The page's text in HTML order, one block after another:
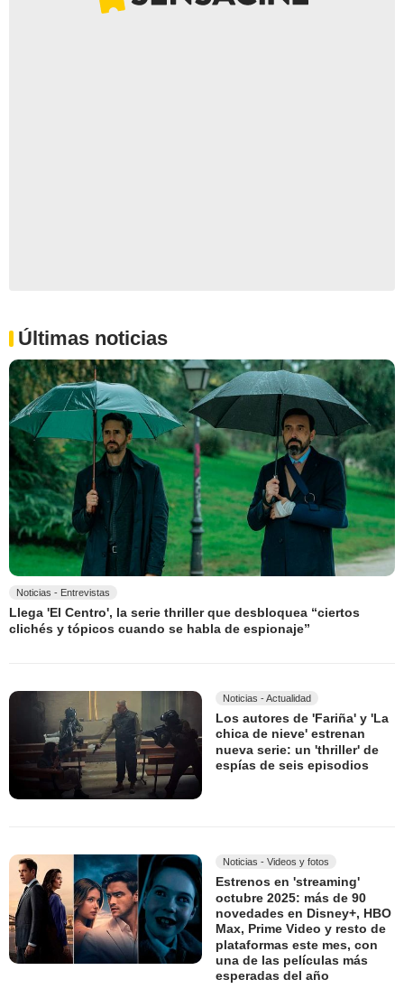
Últimas noticias
Noticias - Entrevistas
Llega 'El Centro', la serie thriller que desbloquea “ciertos
clichés y tópicos cuando se habla de espionaje”
Noticias - Actualidad
Los autores de 'Fariña' y 'La
chica de nieve' estrenan
nueva serie: un 'thriller' de
espías de seis episodios
Noticias - Videos y fotos
Estrenos en 'streaming'
octubre 2025: más de 90
novedades en Disney+, HBO
Max, Prime Video y resto de
plataformas este mes, con
una de las películas más
esperadas del año